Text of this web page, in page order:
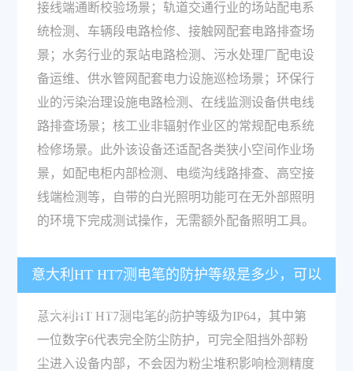
接线端通断校验场景；轨道交通行业的场站配电系
统检测、车辆段电路检修、接触网配套电路排查场
景；水务行业的泵站电路检测、污水处理厂配电设
备运维、供水管网配套电力设施巡检场景；环保行
业的污染治理设施电路检测、在线监测设备供电线
路排查场景；核工业非辐射作业区的常规配电系统
检修场景。此外该设备还适配各类狭小空间作业场
景，如配电柜内部检测、电缆沟线路排查、高空接
线端检测等，自带的白光照明功能可在无外部照明
的环境下完成测试操作，无需额外配备照明工具。
意大利HT HT7测电笔的防护等级是多少，可以
适应哪些严苛作业环境？
意大利HT HT7测电笔的防护等级为IP64，其中第
一位数字6代表完全防尘防护，可完全阻挡外部粉
尘进入设备内部，不会因为粉尘堆积影响检测精度